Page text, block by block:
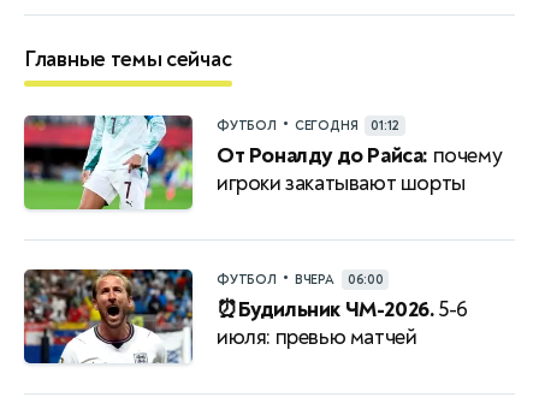
Главные темы сейчас
ФУТБОЛ • СЕГОДНЯ 01:12
От Роналду до Райса: почему
игроки закатывают шорты
ФУТБОЛ • ВЧЕРА 06:00
⏰Будильник ЧМ-2026.5-6
июля: превью матчей